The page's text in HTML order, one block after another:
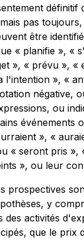
définitif
pas
être
« planifie », «
», « prévu », «
l'intention », «
négative,
ou
événements
», «
« seront pris »,
», ou leur
prospectives
y
des activités
que le prix